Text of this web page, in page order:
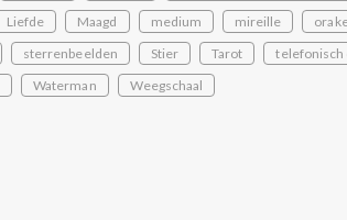
Liefde Maagd medium mireille
sterrenbeelden Stier Tarot telefonisch
Waterman Weegschaal